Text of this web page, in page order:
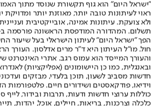
"ישראל היום" הוא גוף תקשורת שנוסד מתוך
ראוי לעיתונות טובה יותר, מאוזנת יותר
ולא צועקת. עיתונות אמינה, אובייקטיבית
הפך "ישראל היום" לעיתון הישראלי בעל שיעור
חול. מו"ל העיתון היא ד"ר מרים אדלסון. העורך
והעורך המייסד הוא עמוס רגב. אתרי האינטרנט
חדשות מסביב לשעון, תוכן בלעדי, מבזקים
וידיאו, פודקאסטים ושידורים חיים. פלטפורמות
כוללות ערוצי חדשות ודעות, תרבות ובידור, לייף